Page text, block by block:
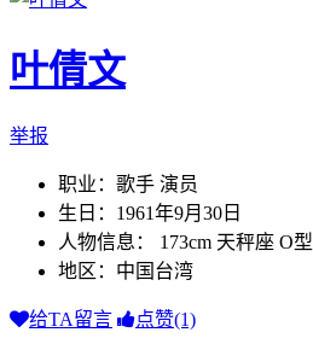
叶倩文
举报
职业：歌手 演员
生日：1961年9月30日
人物信息： 173cm 天秤座 O型
地区：中国台湾
给TA留言 点赞(1)